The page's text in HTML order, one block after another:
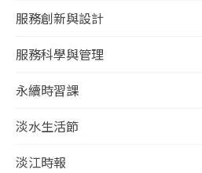
服務創新與設計
服務科學與管理
永續時習課
淡水生活節
淡江時報